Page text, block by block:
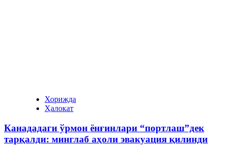
Хорижда
Ҳалокат
Канададаги ўрмон ёнғинлари “портлаш”дек
тарқалди: минглаб аҳоли эвакуация қилинди